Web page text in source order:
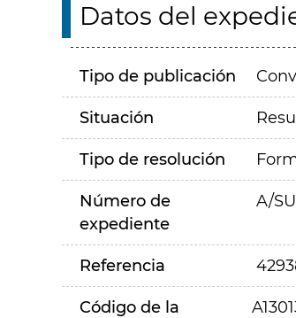
Datos del
Tipo de publicación
Situación
Tipo de resolución
Número de
expediente
A/
Referencia
Código de la